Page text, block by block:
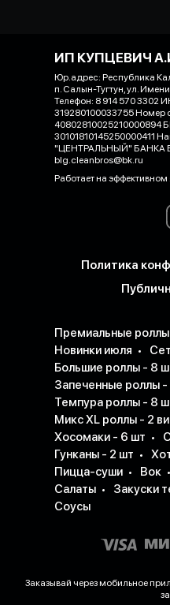
ИП КУПЦЕВИЧ
Юр.адрес: Республика
п. Салын-Тугтун, ул.
Телефон: 8 914 570 3302
319280100033755 Номер
40802810025210000894
30101810145250000411
"ЦЕНТРАЛЬНЫЙ" БАНКА
blg.cleanbros@bk.ru
Работает на эффективном
Политика
Премиальные роллы
Новинки июля
Большие роллы - 8
Запеченные роллы
Темпура роллы - 8
Микс XL роллы - 2
Хосомаки - 6 шт
Гунканы - 2 шт
Пицца-суши
Вок
Салаты
Закуски
Соусы
Заказывай через мобильное